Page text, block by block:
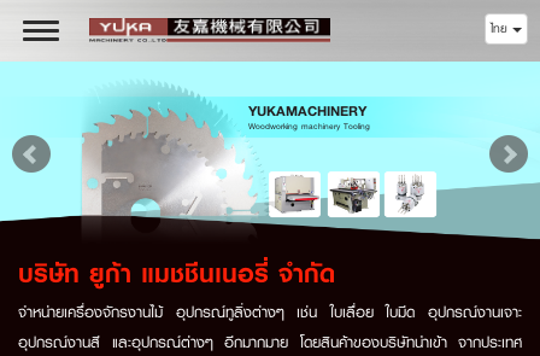
Toggle
navigation
ไทย
YUKAMACHINERY
Woodworking machinery Tooling
บริษัท ยูก้า แมชชีนเนอรี่ จำกัด
จำหน่ายเครื่องจักรงานไม้ อุปกรณ์ทูลิ่งต่างๆ เช่น ใบเลื่อย ใบมีด อุปกรณ์งานเจาะ
อุปกรณ์งานสี และอุปกรณ์ต่างๆ อีกมากมาย โดยสินค้าของบริษัทนำเข้า จากประเทศ